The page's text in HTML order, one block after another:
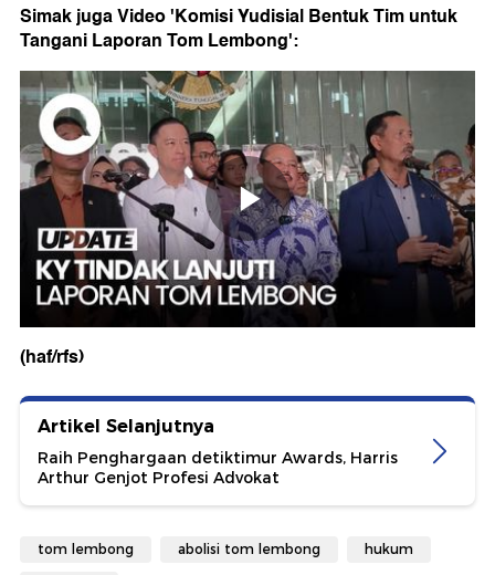
Simak juga Video 'Komisi Yudisial Bentuk Tim untuk
Tangani Laporan Tom Lembong':
(haf/rfs)
Artikel Selanjutnya
Raih Penghargaan detiktimur Awards, Harris
Arthur Genjot Profesi Advokat
tom lembong abolisi tom lembong hukum